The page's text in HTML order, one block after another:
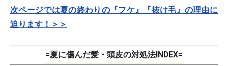
次ページでは夏の終わりの『フケ』『抜け毛』の理由に
迫ります！＞＞
=夏に傷んだ髪・頭皮の対処法INDEX=